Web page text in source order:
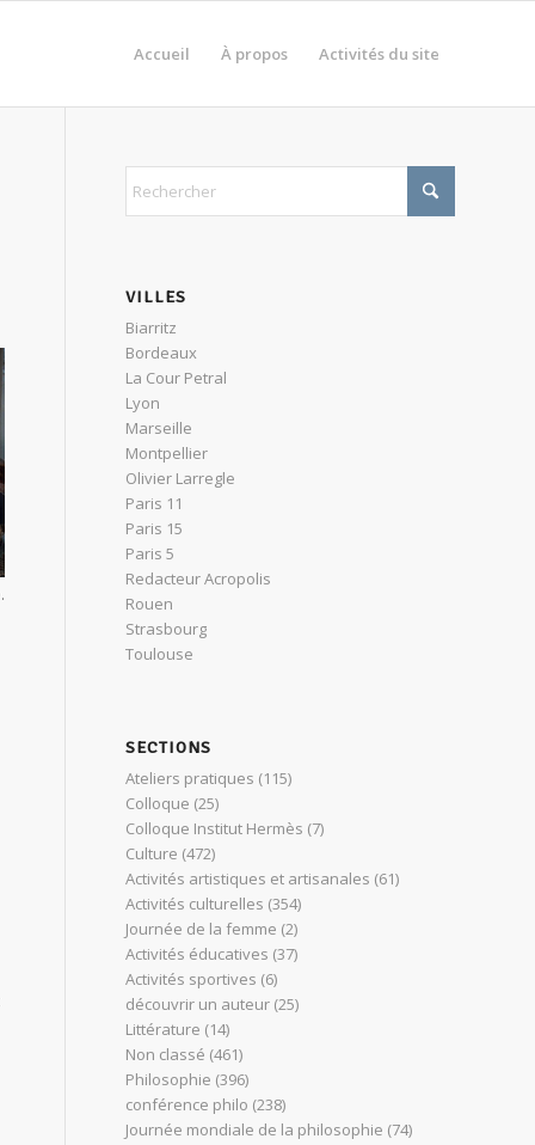
Accueil À propos Activités du site
VILLES
Biarritz
Bordeaux
La Cour Petral
Lyon
Marseille
Montpellier
Olivier Larregle
Paris 11
Paris 15
Paris 5
Redacteur Acropolis
Rouen
Strasbourg
Toulouse
SECTIONS
Ateliers pratiques (115)
Colloque (25)
Colloque Institut Hermès (7)
Culture (472)
Activités artistiques et artisanales (61)
Activités culturelles (354)
Journée de la femme (2)
Activités éducatives (37)
Activités sportives (6)
découvrir un auteur (25)
Littérature (14)
Non classé (461)
Philosophie (396)
conférence philo (238)
Journée mondiale de la philosophie (74)